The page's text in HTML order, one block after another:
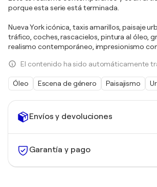
Envíos y devoluciones
Garantía y pago
porque esta serie está terminada.
Nueva York icónica, taxis amarillos, paisaje
tráfico, coches, rascacielos, pintura al óleo,
realismo contemporáneo, impresionismo
El contenido ha sido automáticamente
Óleo Escena de género Paisajismo